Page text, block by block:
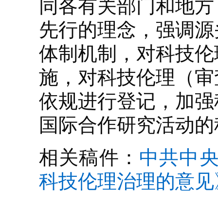
同各有关部门和地
先行的理念，强调
体制机制，对科技
施，对科技伦理（
依规进行登记，加
国际合作研究活动
相关稿件： 中共中
科技伦理治理的意